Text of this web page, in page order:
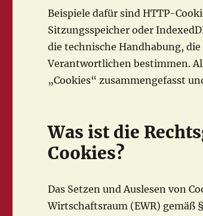
Beispiele dafür sind HTTP-
Sitzungsspeicher oder
die technische Handhabung,
Verantwortlichen bestimmen.
„Cookies“ zusammengefasst
Was ist die
Cookies?
Das Setzen und Auslesen von
Wirtschaftsraum (EWR) gemäß